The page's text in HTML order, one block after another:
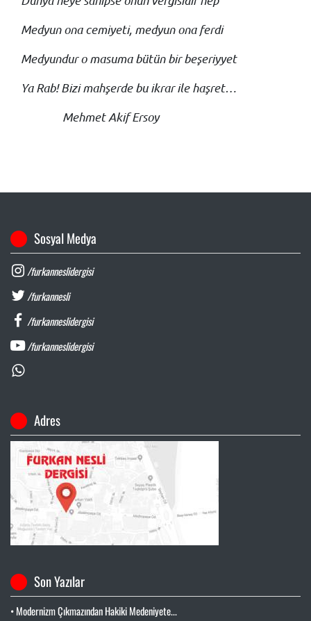
Medyun ona cemiyeti, medyun ona ferdi
Medyundur o masuma bütün bir beşeriyyet
Ya Rab! Bizi mahşerde bu ikrar ile haşret…
Mehmet Akif Ersoy
Sosyal Medya
/furkanneslidergisi
/furkannesli
/furkanneslidergisi
/furkanneslidergisi
Adres
Son Yazılar
• Modernizm Çıkmazından Hakiki Medeniyete...